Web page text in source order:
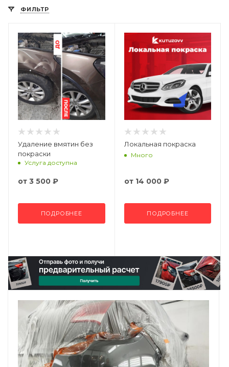
ФИЛЬТР
Удаление вмятин без
покраски
Услуга доступна
от 3 500 ₽
ПОДРОБНЕЕ
Локальная покраска
Много
от 14 000 ₽
ПОДРОБНЕЕ